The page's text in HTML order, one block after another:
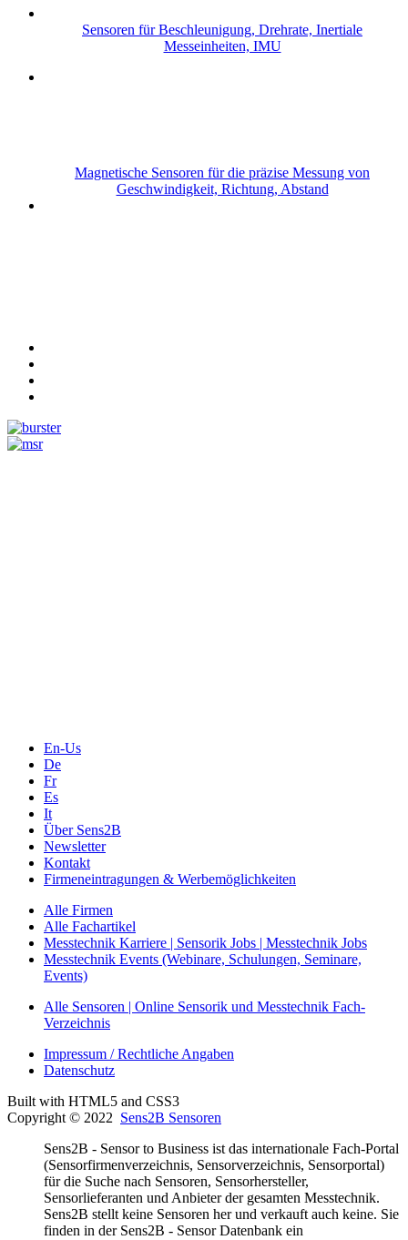
Sensoren für Beschleunigung, Drehrate, Inertiale
Messeinheiten, IMU
Magnetische Sensoren für die präzise Messung von
Geschwindigkeit, Richtung, Abstand
En-Us
De
Fr
Es
It
Über Sens2B
Newsletter
Kontakt
Firmeneintragungen & Werbemöglichkeiten
Alle Firmen
Alle Fachartikel
Messtechnik Karriere | Sensorik Jobs | Messtechnik Jobs
Messtechnik Events (Webinare, Schulungen, Seminare,
Events)
Alle Sensoren | Online Sensorik und Messtechnik Fach-
Verzeichnis
Impressum / Rechtliche Angaben
Datenschutz
Built with HTML5 and CSS3
Copyright © 2022 Sens2B Sensoren
Sens2B - Sensor to Business ist das internationale Fach-Portal
(Sensorfirmenverzeichnis, Sensorverzeichnis, Sensorportal)
für die Suche nach Sensoren, Sensorhersteller,
Sensorlieferanten und Anbieter der gesamten Messtechnik.
Sens2B stellt keine Sensoren her und verkauft auch keine. Sie
finden in der Sens2B - Sensor Datenbank ein